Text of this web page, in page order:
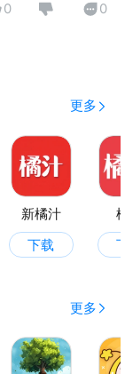
0 0
更多
新橘汁
下载
更多